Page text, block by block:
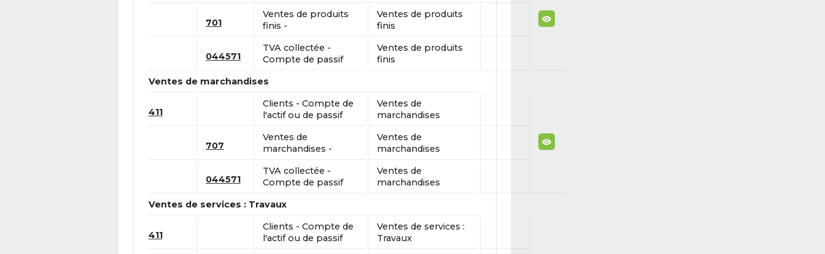
701
Ventes de produits
finis -
Ventes de produits
finis
044571
TVA collectée -
Compte de passif
Ventes de produits
finis
Ventes de marchandises
411
Clients - Compte de
l'actif ou de passif
Ventes de
marchandises
707
Ventes de
marchandises -
Ventes de
marchandises
044571
TVA collectée -
Compte de passif
Ventes de
marchandises
Ventes de services : Travaux
411
Clients - Compte de
l'actif ou de passif
Ventes de services :
Travaux